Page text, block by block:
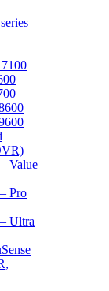
Value
Pro
Ultra